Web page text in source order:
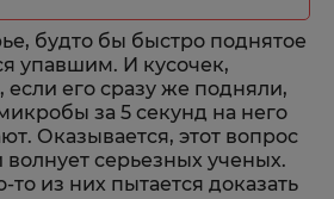
будто бы быстро поднятое
упавшим. И кусочек,
его сразу же подняли,
за 5 секунд на него
Оказывается, этот вопрос
серьезных ученых.
из них пытается доказать